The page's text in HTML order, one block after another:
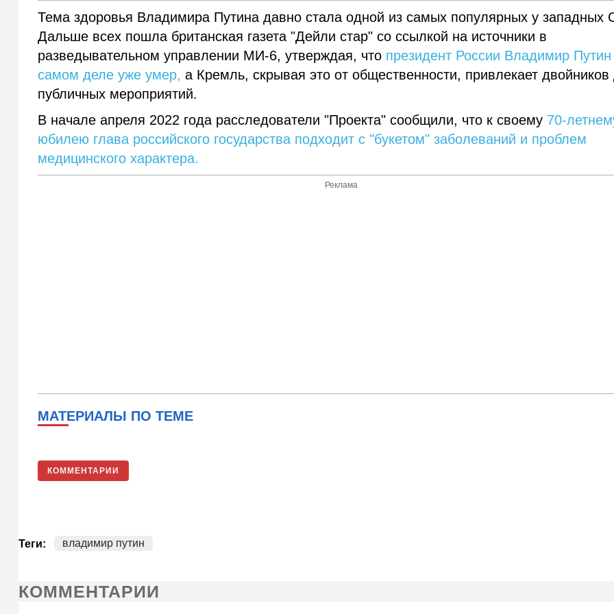
Тема здоровья Владимира Путина давно стала одной из самых популярных у западных
Дальше всех пошла британская газета "Дейли стар" со ссылкой на источники в
разведывательном управлении MИ-6, утверждая, что президент России Владимир
самом деле уже умер, а Кремль, скрывая это от общественности, привлекает двойников
публичных мероприятий.
В начале апреля 2022 года расследователи "Проекта" сообщили, что к своему 70-
юбилею глава российского государства подходит с "букетом" заболеваний и проблем
медицинского характера.
Реклама
МАТЕРИАЛЫ ПО ТЕМЕ
КОММЕНТАРИИ
Теги: владимир путин
КОММЕНТАРИИ